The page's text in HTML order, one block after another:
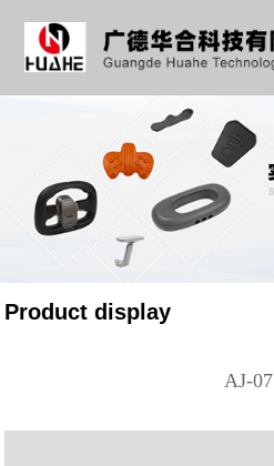
Product display
AJ-07